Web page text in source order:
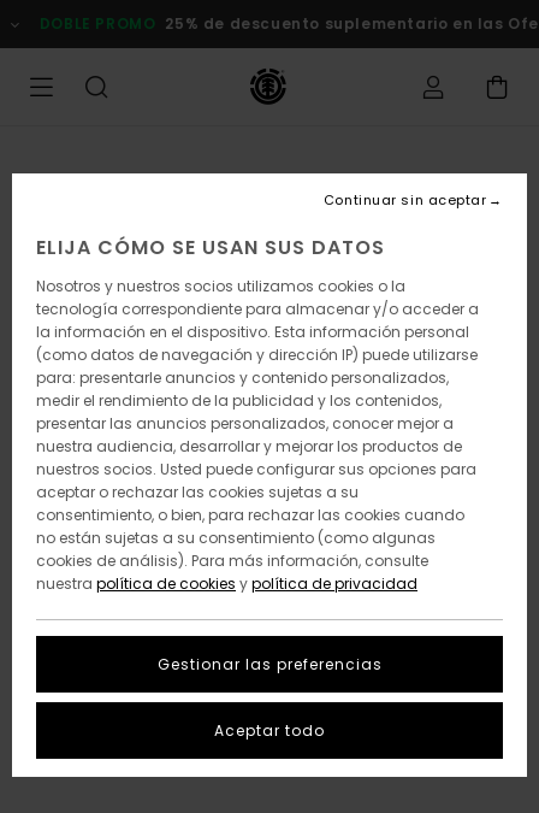
la
DOBLE PROMO 25% de descuento suplementario en las Ofertas
ELIJA CÓMO SE USAN SUS DATOS
Nosotros y nuestros socios utilizamos cookies o la
tecnología correspondiente para almacenar y/o acceder a
la información en el dispositivo. Esta información personal
(como datos de navegación y dirección IP) puede utilizarse
para: presentarle anuncios y contenido personalizados,
medir el rendimiento de la publicidad y los contenidos,
presentar las anuncios personalizados, conocer mejor a
nuestra audiencia, desarrollar y mejorar los productos de
nuestros socios. Usted puede configurar sus opciones para
aceptar o rechazar las cookies sujetas a su
consentimiento, o bien, para rechazar las cookies cuando
no están sujetas a su consentimiento (como algunas
cookies de análisis). Para más información, consulte
nuestra política de cookies ypolítica de privacidad
Gestionar las preferencias
Continuar sin aceptar
Aceptar todo